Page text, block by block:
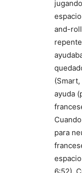
and-
ayuda
para